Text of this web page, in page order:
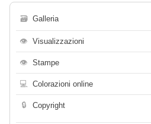
🗃 Galleria
👁 Visualizzazioni
👁 Stampe
💻 Colorazioni online
🔒 Copyright